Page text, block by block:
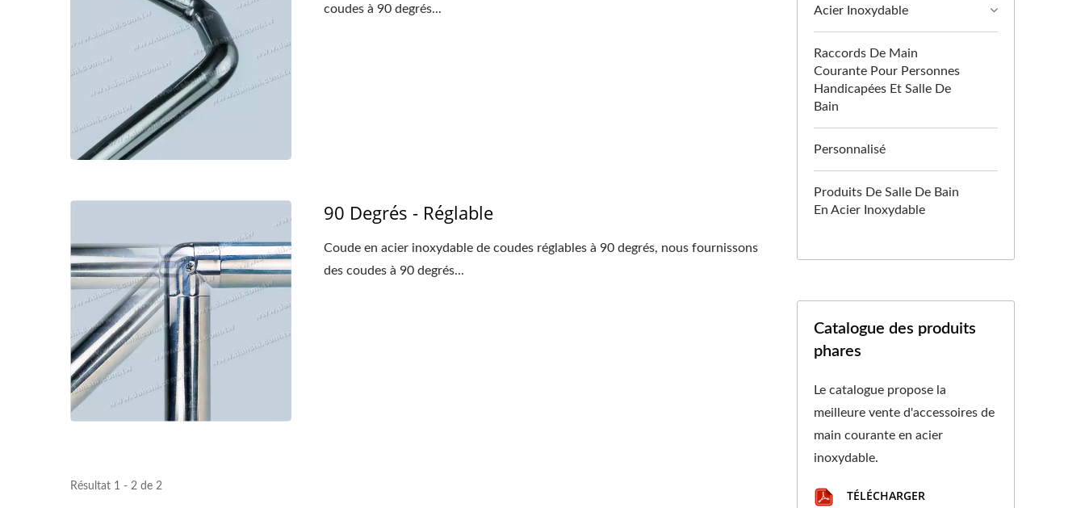
coudes à 90 degrés...
90 Degrés - Réglable
Coude en acier inoxydable de coudes réglables à 90 degrés, nous fournissons
des coudes à 90 degrés...
Résultat 1 - 2 de 2
Acier Inoxydable
Raccords De Main
Courante Pour Personnes
Handicapées Et Salle De
Bain
Personnalisé
Produits De Salle De Bain
En Acier Inoxydable
Catalogue des produits
phares
Le catalogue propose la
meilleure vente d'accessoires de
main courante en acier
inoxydable.
TÉLÉCHARGER